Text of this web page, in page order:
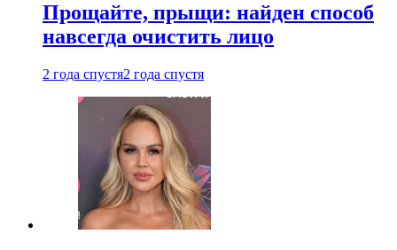
Прощайте, прыщи: найден способ
навсегда очистить лицо
2 года спустя2 года спустя